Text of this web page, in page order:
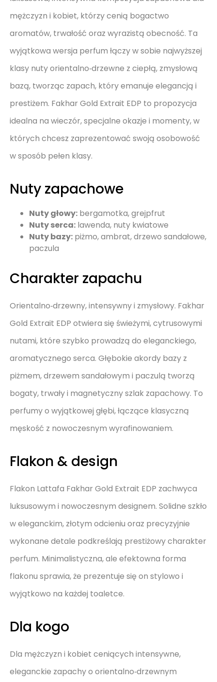
mężczyzn i kobiet, którzy cenią bogactwo
aromatów, trwałość oraz wyrazistą obecność. Ta
wyjątkowa wersja perfum łączy w sobie najwyższej
klasy nuty orientalno‑drzewne z ciepłą, zmysłową
bazą, tworząc zapach, który emanuje elegancją i
prestiżem. Fakhar Gold Extrait EDP to propozycja
idealna na wieczór, specjalne okazje i momenty, w
których chcesz zaprezentować swoją osobowość
w sposób pełen klasy.
Nuty zapachowe
Nuty głowy: bergamotka, grejpfrut
Nuty serca: lawenda, nuty kwiatowe
Nuty bazy: piżmo, ambrat, drzewo sandałowe,
paczula
Charakter zapachu
Orientalno‑drzewny, intensywny i zmysłowy. Fakhar
Gold Extrait EDP otwiera się świeżymi, cytrusowymi
nutami, które szybko prowadzą do eleganckiego,
aromatycznego serca. Głębokie akordy bazy z
piżmem, drzewem sandałowym i paczulą tworzą
bogaty, trwały i magnetyczny szlak zapachowy. To
perfumy o wyjątkowej głębi, łączące klasyczną
męskość z nowoczesnym wyrafinowaniem.
Flakon & design
Flakon Lattafa Fakhar Gold Extrait EDP zachwyca
luksusowym i nowoczesnym designem. Solidne szkło
w eleganckim, złotym odcieniu oraz precyzyjnie
wykonane detale podkreślają prestiżowy charakter
perfum. Minimalistyczna, ale efektowna forma
flakonu sprawia, że prezentuje się on stylowo i
wyjątkowo na każdej toaletce.
Dla kogo
Dla mężczyzn i kobiet ceniących intensywne,
eleganckie zapachy o orientalno‑drzewnym